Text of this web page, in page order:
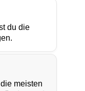
du die
meisten